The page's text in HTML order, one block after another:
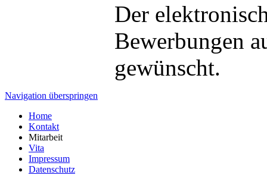
Der
Bewerbungen
gewünscht.
Navigation überspringen
Home
Kontakt
Mitarbeit
Vita
Impressum
Datenschutz